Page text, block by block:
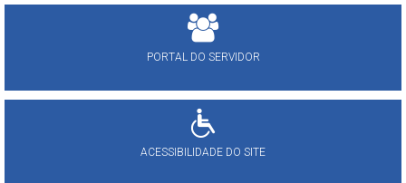
PORTAL DO SERVIDOR
ACESSIBILIDADE DO SITE